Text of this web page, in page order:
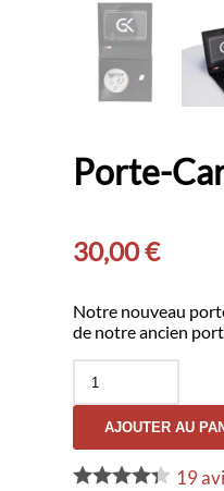
Porte-
30,00€
Notre nouveau
de notre ancien
Porte-
Cartes
avec
Emplacements
AJOUTER AU
19